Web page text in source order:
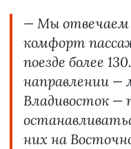
— Мы отвечаем
комфорт
поезде более
направлении
Владивосток —
них на